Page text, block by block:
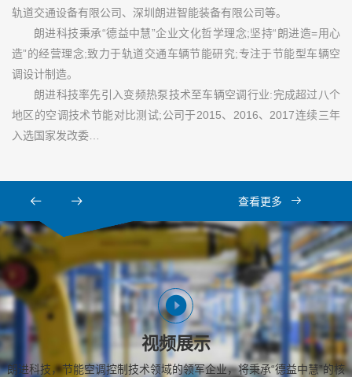
轨道交通设备有限公司、深圳朗进智能装备有限公司等。
朗进科技秉承“德益中慧”企业文化哲学理念;坚持“朗进造=用心
造”的经营理念;致力于轨道交通车辆节能研究;专注于节能型车辆空
调设计制造。
朗进科技率先引入变频热泵技术至车辆空调行业:完成超过八个
地区的空调技术节能对比测试;公司于2015、2016、2017连续三年
入选国家发改委…
查看更多
视频展示
朗进科技，节能空调控制技术领域的领军企业，将秉承“德益中慧”的核